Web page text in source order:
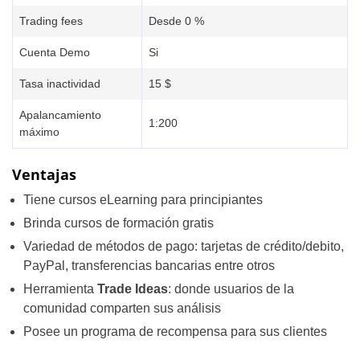
Trading fees Desde 0 %
Cuenta Demo Si
Tasa inactividad 15 $
Apalancamiento
máximo
1:200
Ventajas
Tiene cursos eLearning para principiantes
Brinda cursos de formación gratis
Variedad de métodos de pago: tarjetas de crédito/debito,
PayPal, transferencias bancarias entre otros
Herramienta Trade Ideas: donde usuarios de la
comunidad comparten sus análisis
Posee un programa de recompensa para sus clientes